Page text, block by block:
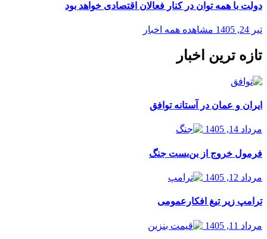
دولت با همه توان در کنار فعالان اقتصادی خواهد بود
تیر 24, 1405 مشاهده همه اخبار
تازه ترین اخبار
ایران و عمان در آستانه توافق
مرداد 14, 1405
فرمول خروج از بن‌بست جنگ
مرداد 12, 1405
ترامپ زیر تیغ افکارعمومی
مرداد 11, 1405